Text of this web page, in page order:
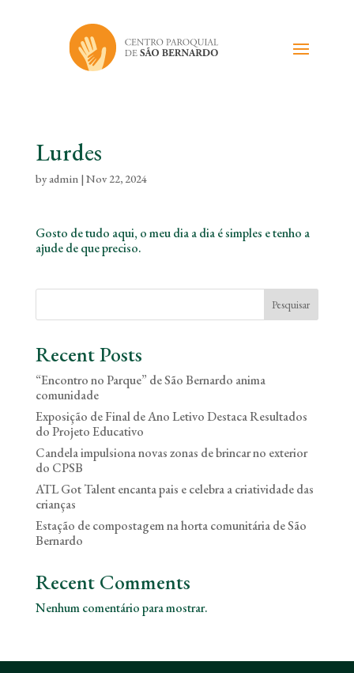
Lurdes
byadmin| Nov 22, 2024
Gosto de tudo aqui, o meu dia a dia é simples e tenho a
ajude de que preciso.
Pesquisar
Recent Posts
“Encontro no Parque” de São Bernardo anima
comunidade
Exposição de Final de Ano Letivo Destaca Resultados
do Projeto Educativo
Candela impulsiona novas zonas de brincar no exterior
do CPSB
ATL Got Talent encanta pais e celebra a criatividade das
crianças
Estação de compostagem na horta comunitária de São
Bernardo
Recent Comments
Nenhum comentário para mostrar.